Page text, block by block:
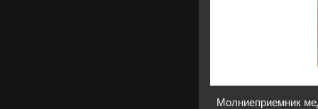
Молниеприемник